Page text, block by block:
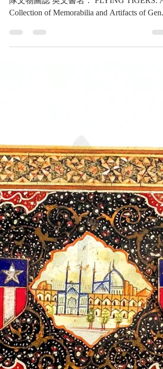
Chennault and the AVG 作者： 彭斯民 出版單
位： 河洛藝文事業有限公司 發行單位： 雅
創意設計有限公司 出版日期： 民國110年
(2021)8月（初版一刷） 語言： 正體中文
ISBN： 978-986-06876-0-6 規格： 432頁 / 21
28 公分 / 精裝 出版地： 桃園市 內容簡介:
《飛虎：陳納德將軍與美籍志願大隊文物圖
誌》是一部極具歷史重量與文物考證價值的
事圖錄。 本書以實體文物驗證學術史觀，從
科普與史學角度，為飛虎隊（中華民國空軍
籍志願大隊，AVG）的研究立下全新里程
碑。 全書史無前例地收錄了 1050 張照片、
過 1000 樣珍貴文物。書中詳盡展示了大家
熟知的飛虎隊徽、「血幅」（Blood Chit）、
隊員紀念錦旗、飛行夾克。 此外，也收錄了
標示有「Paul J. Greene c/o CAMC